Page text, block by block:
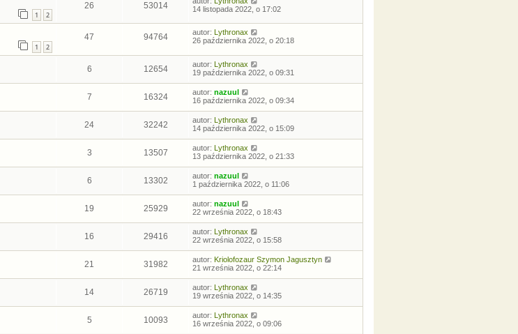
1 2
26 53014
14 listopada 2022, o 17:02
1 2
47 94764 autor:
Lythronax
26 października 2022, o 20:18
6 12654 autor: Lythronax
19 października 2022, o 09:31
7 16324 autor: nazuul
16 października 2022, o 09:34
24 32242 autor: Lythronax
14 października 2022, o 15:09
3 13507 autor: Lythronax
13 października 2022, o 21:33
6 13302 autor: nazuul
1 października 2022, o 11:06
19 25929 autor: nazuul
22 września 2022, o 18:43
16 29416 autor: Lythronax
22 września 2022, o 15:58
21 31982 autor: Kriolofozaur Szymon Jagusztyn
21 września 2022, o 22:14
14 26719 autor: Lythronax
19 września 2022, o 14:35
5 10093 autor: Lythronax
16 września 2022, o 09:06